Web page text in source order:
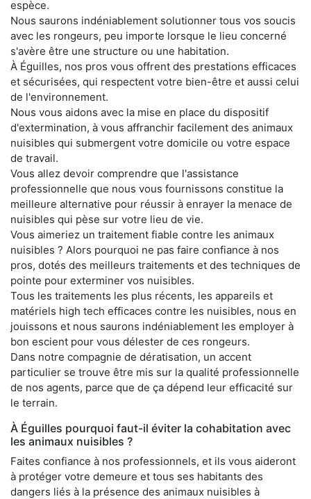
espèce.
Nous saurons indéniablement solutionner tous vos soucis
avec les rongeurs, peu importe lorsque le lieu concerné
s'avère être une structure ou une habitation.
À Éguilles, nos pros vous offrent des prestations efficaces
et sécurisées, qui respectent votre bien-être et aussi celui
de l'environnement.
Nous vous aidons avec la mise en place du dispositif
d'extermination, à vous affranchir facilement des animaux
nuisibles qui submergent votre domicile ou votre espace
de travail.
Vous allez devoir comprendre que l'assistance
professionnelle que nous vous fournissons constitue la
meilleure alternative pour réussir à enrayer la menace de
nuisibles qui pèse sur votre lieu de vie.
Vous aimeriez un traitement fiable contre les animaux
nuisibles ? Alors pourquoi ne pas faire confiance à nos
pros, dotés des meilleurs traitements et des techniques de
pointe pour exterminer vos nuisibles.
Tous les traitements les plus récents, les appareils et
matériels high tech efficaces contre les nuisibles, nous en
jouissons et nous saurons indéniablement les employer à
bon escient pour vous délester de ces rongeurs.
Dans notre compagnie de dératisation, un accent
particulier se trouve être mis sur la qualité professionnelle
de nos agents, parce que de ça dépend leur efficacité sur
le terrain.
À Éguilles pourquoi faut-il éviter la cohabitation avec
les animaux nuisibles ?
Faites confiance à nos professionnels, et ils vous aideront
à protéger votre demeure et tous ses habitants des
dangers liés à la présence des animaux nuisibles à